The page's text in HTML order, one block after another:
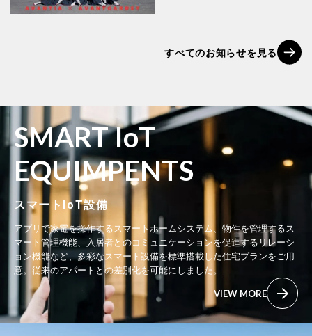
すべてのお知らせを見る
SMART IoT
EQUIMPENTS
スマートIoT設備
アプリで家電を操作するスマートホームシステム、物件を管理するス
マート管理機能、入居者とのコミュニケーションを促進するリレーシ
ョン機能など、多彩なスマート設備を標準搭載した住宅プランをご用
意。従来のアパートとの差別化を可能にしました。
VIEW MORE